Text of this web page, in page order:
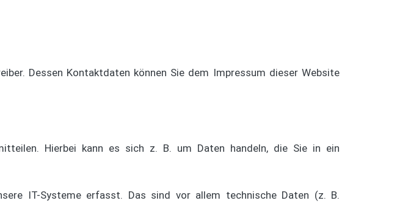
Dessen Kontaktdaten können Sie dem Impressum dieser Website
Hierbei kann es sich z. B. um Daten handeln, die Sie in ein
IT-Systeme erfasst. Das sind vor allem technische Daten (z. B.